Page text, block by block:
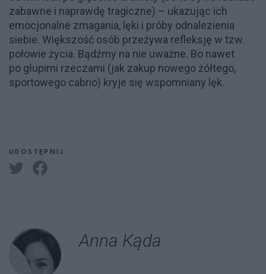
zabawne i naprawdę tragiczne) – ukazując ich
emocjonalne zmagania, lęki i próby odnalezienia
siebie. Większość osób przeżywa refleksję w tzw.
połowie życia. Bądźmy na nie uważne. Bo nawet
po głupimi rzeczami (jak zakup nowego żółtego,
sportowego cabrio) kryje się wspomniany lęk.
UDOSTĘPNIJ
Anna Kąda